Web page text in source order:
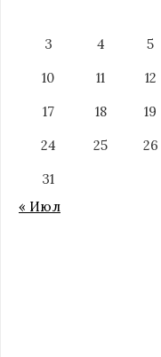
3
4 5
10
11 12
17
18 19
24
25 26
31
« Июл